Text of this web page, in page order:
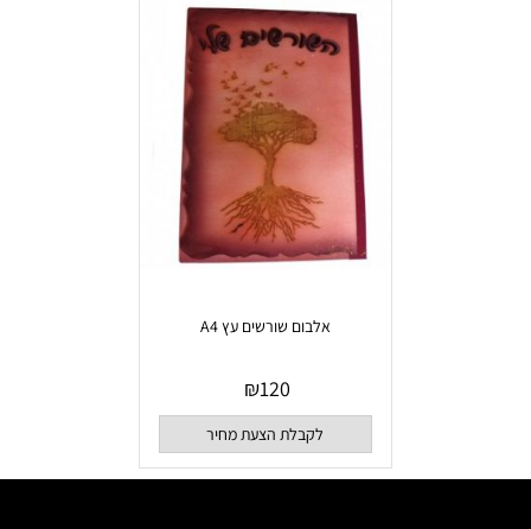
אלבום שורשים עץ A4
₪120
לקבלת הצעת מחיר